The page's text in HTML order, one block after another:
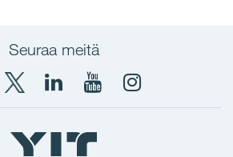
Seuraa meitä
X
YIT
YIT
Corporation
YIT
Corporation
Instagram